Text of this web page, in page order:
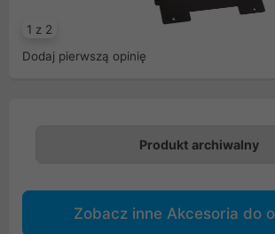
1 z 2
Dodaj pierwszą opinię
Produkt archiwalny
Zobacz inne Akcesoria do